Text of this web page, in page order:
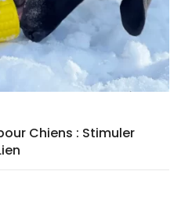
Chiens : Stimuler